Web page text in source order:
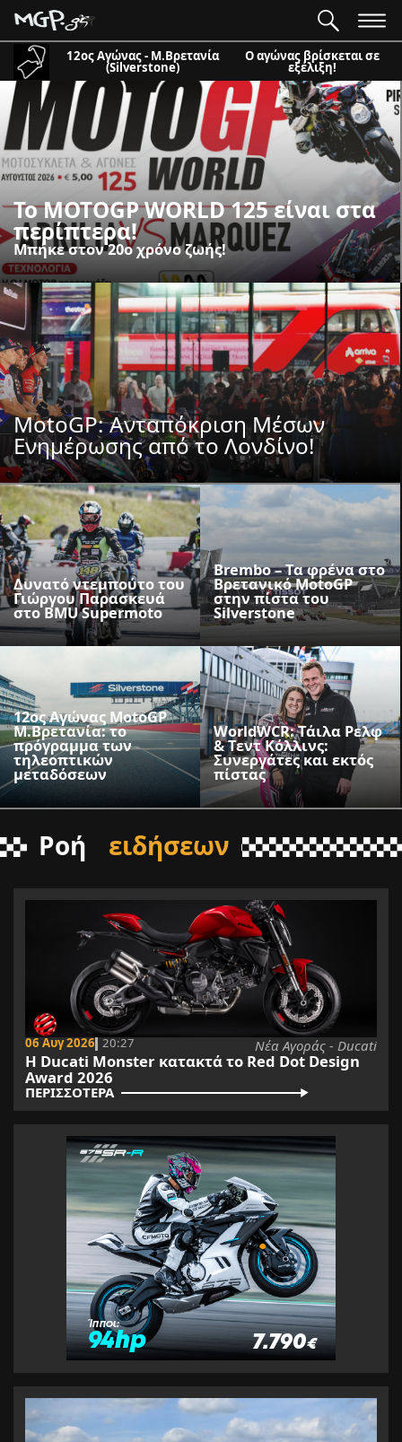
12ος Αγώνας - Μ.Βρετανία
(Silverstone)
Ο αγώνας βρίσκεται σε
εξέλιξη!
To MOTOGP WORLD 125 είναι στα
περίπτερα!
Μπήκε στον 20ο χρόνο ζωής!
MotoGP: Ανταπόκριση Μέσων
Ενημέρωσης από το Λονδίνο!
Δυνατό ντεμπούτο του
Γιώργου Παρασκευά
στο BMU Supermoto
Brembo – Τα φρένα στο
Βρετανικό MotoGP
στην πίστα του
Silverstone
12ος Αγώνας MotoGP
M.Βρετανία: το
πρόγραμμα των
τηλεοπτικών
μεταδόσεων
WorldWCR: Τάιλα Ρελφ
& Τεντ Κόλλινς:
Συνεργάτες και εκτός
πίστας
Ροή ειδήσεων
06 Αυγ 2026 20:27 Νέα Αγοράς - Ducati
Η Ducati Monster κατακτά το Red Dot Design
Award 2026
ΠΕΡΙΣΣΟΤΕΡΑ